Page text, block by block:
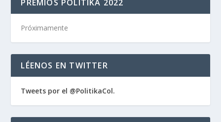
PREMIOS POLITIKA 2022
Próximamente
LÉENOS EN TWITTER
Tweets por el @PolitikaCol.